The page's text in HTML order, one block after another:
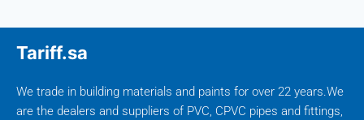
Tariff.sa
We trade in building materials and paints for over 22 years.We
are the dealers and suppliers of PVC, CPVC pipes and fittings,